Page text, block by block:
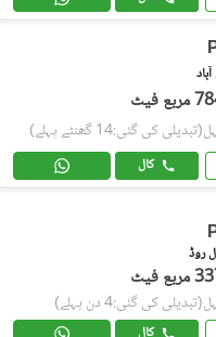
فیٹ
(تبدیلی کی گئی:14 گھنٹے پہلے)
کال
روڈ
فیٹ
(تبدیلی کی گئی:4 دن پہلے)